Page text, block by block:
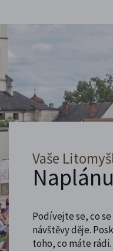
Vaše
Podívejte se, co
návštěvy děje.
toho, co máte rádi.